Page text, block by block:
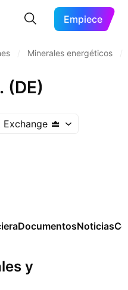
Empiece
Minerales energéticos
(DE)
DocumentosNoticias
y